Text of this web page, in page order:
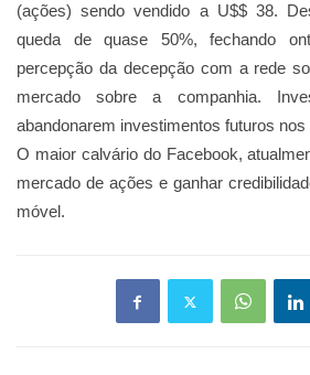
(ações) sendo vendido a U$$ 38.
queda de quase 50%, fechando
percepção da decepção com a rede
mercado sobre a companhia.
abandonarem investimentos futuros
O maior calvário do Facebook,
mercado de ações e ganhar
móvel.